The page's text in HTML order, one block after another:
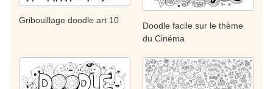
Gribouillage doodle art 10
Doodle facile sur le thème
du Cinéma